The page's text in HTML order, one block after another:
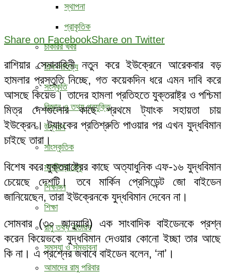
স্থাপনা
প্রাকৃতিক
চাকরির খবর
শিল্প-সাহিত্য
সংস্কৃতি
বিজ্ঞান ও তথ্য প্রযুক্তি
উন্নয়ন
সাংস্কৃতিক
মানচিত্রে রামু
শিক্ষাঙ্গন
শিক্ষা
রামু তথ্য বাতায়ন
সমস্যা ও সম্ভাবনা
আমাদের রামু পরিবার
Share on FacebookShare on Twitter
রাশিয়ার সেনাবাহিনী নতুন করে ইউক্রেনে আরেকবার বড়
হামলার প্রস্তুতি নিচ্ছে, গত কয়েকদিন ধরে এমন দাবি করে
আসছে কিয়েভ। তাদের হামলা প্রতিহতে যুক্তরাষ্ট্র ও পশ্চিমা
মিত্র দেশগুলোর কাছে প্রথমে ট্যাংক সহায়তা চায়
ইউক্রেন। ট্যাংকের প্রতিশ্রুতি পাওয়ার পর এখন যুদ্ধবিমান
চাইছে তারা।
বিশেষ করে যুক্তরাষ্ট্রের কাছে অত্যাধুনিক এফ-১৬ যুদ্ধবিমান
চেয়েছে দেশটি। তবে মার্কিন প্রেসিডেন্ট জো বাইডেন
জানিয়েছেন, তারা ইউক্রেনকে যুদ্ধবিমান দেবেন না।
সোমবার (৩০ জানুয়ারি) এক সাংবাদিক বাইডেনকে প্রশ্ন
করেন কিয়েভকে যুদ্ধবিমান দেওয়ার কোনো ইচ্ছা তার আছে
কি না। এ প্রশ্নের জবাবে বাইডেন বলেন, ‘না’।